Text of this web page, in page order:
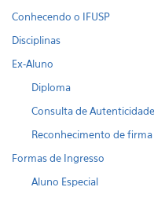
Conhecendo o IFUSP
Disciplinas
Ex-Aluno
Diploma
Consulta de
Reconhecimento de
Formas de Ingresso
Aluno Especial